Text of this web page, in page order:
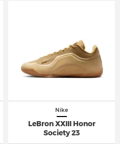
Nike
LeBron XXIII Honor
Society 23